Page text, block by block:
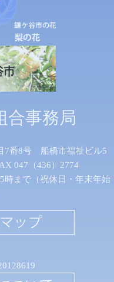
合事務局
7番8号 船橋市福祉ビル5
047（436）2774
時まで（祝休日・年末年始